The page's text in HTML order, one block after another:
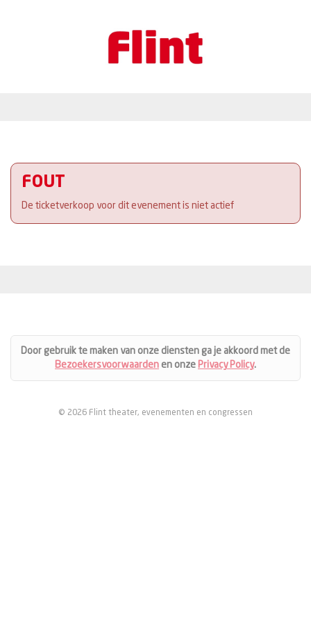
FOUT
De ticketverkoop voor dit evenement is niet actief
Door gebruik te maken van onze diensten ga je akkoord met de
Bezoekersvoorwaarden en onze Privacy Policy.
© 2026 Flint theater, evenementen en congressen